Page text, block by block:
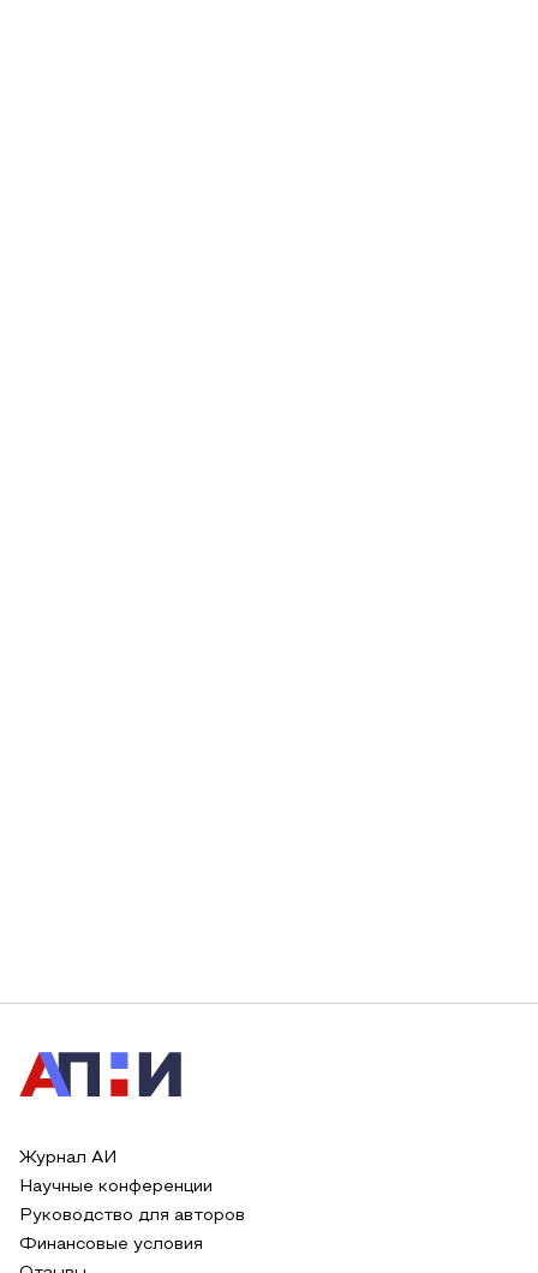
Журнал АИ
Научные конференции
Руководство для авторов
Финансовые условия